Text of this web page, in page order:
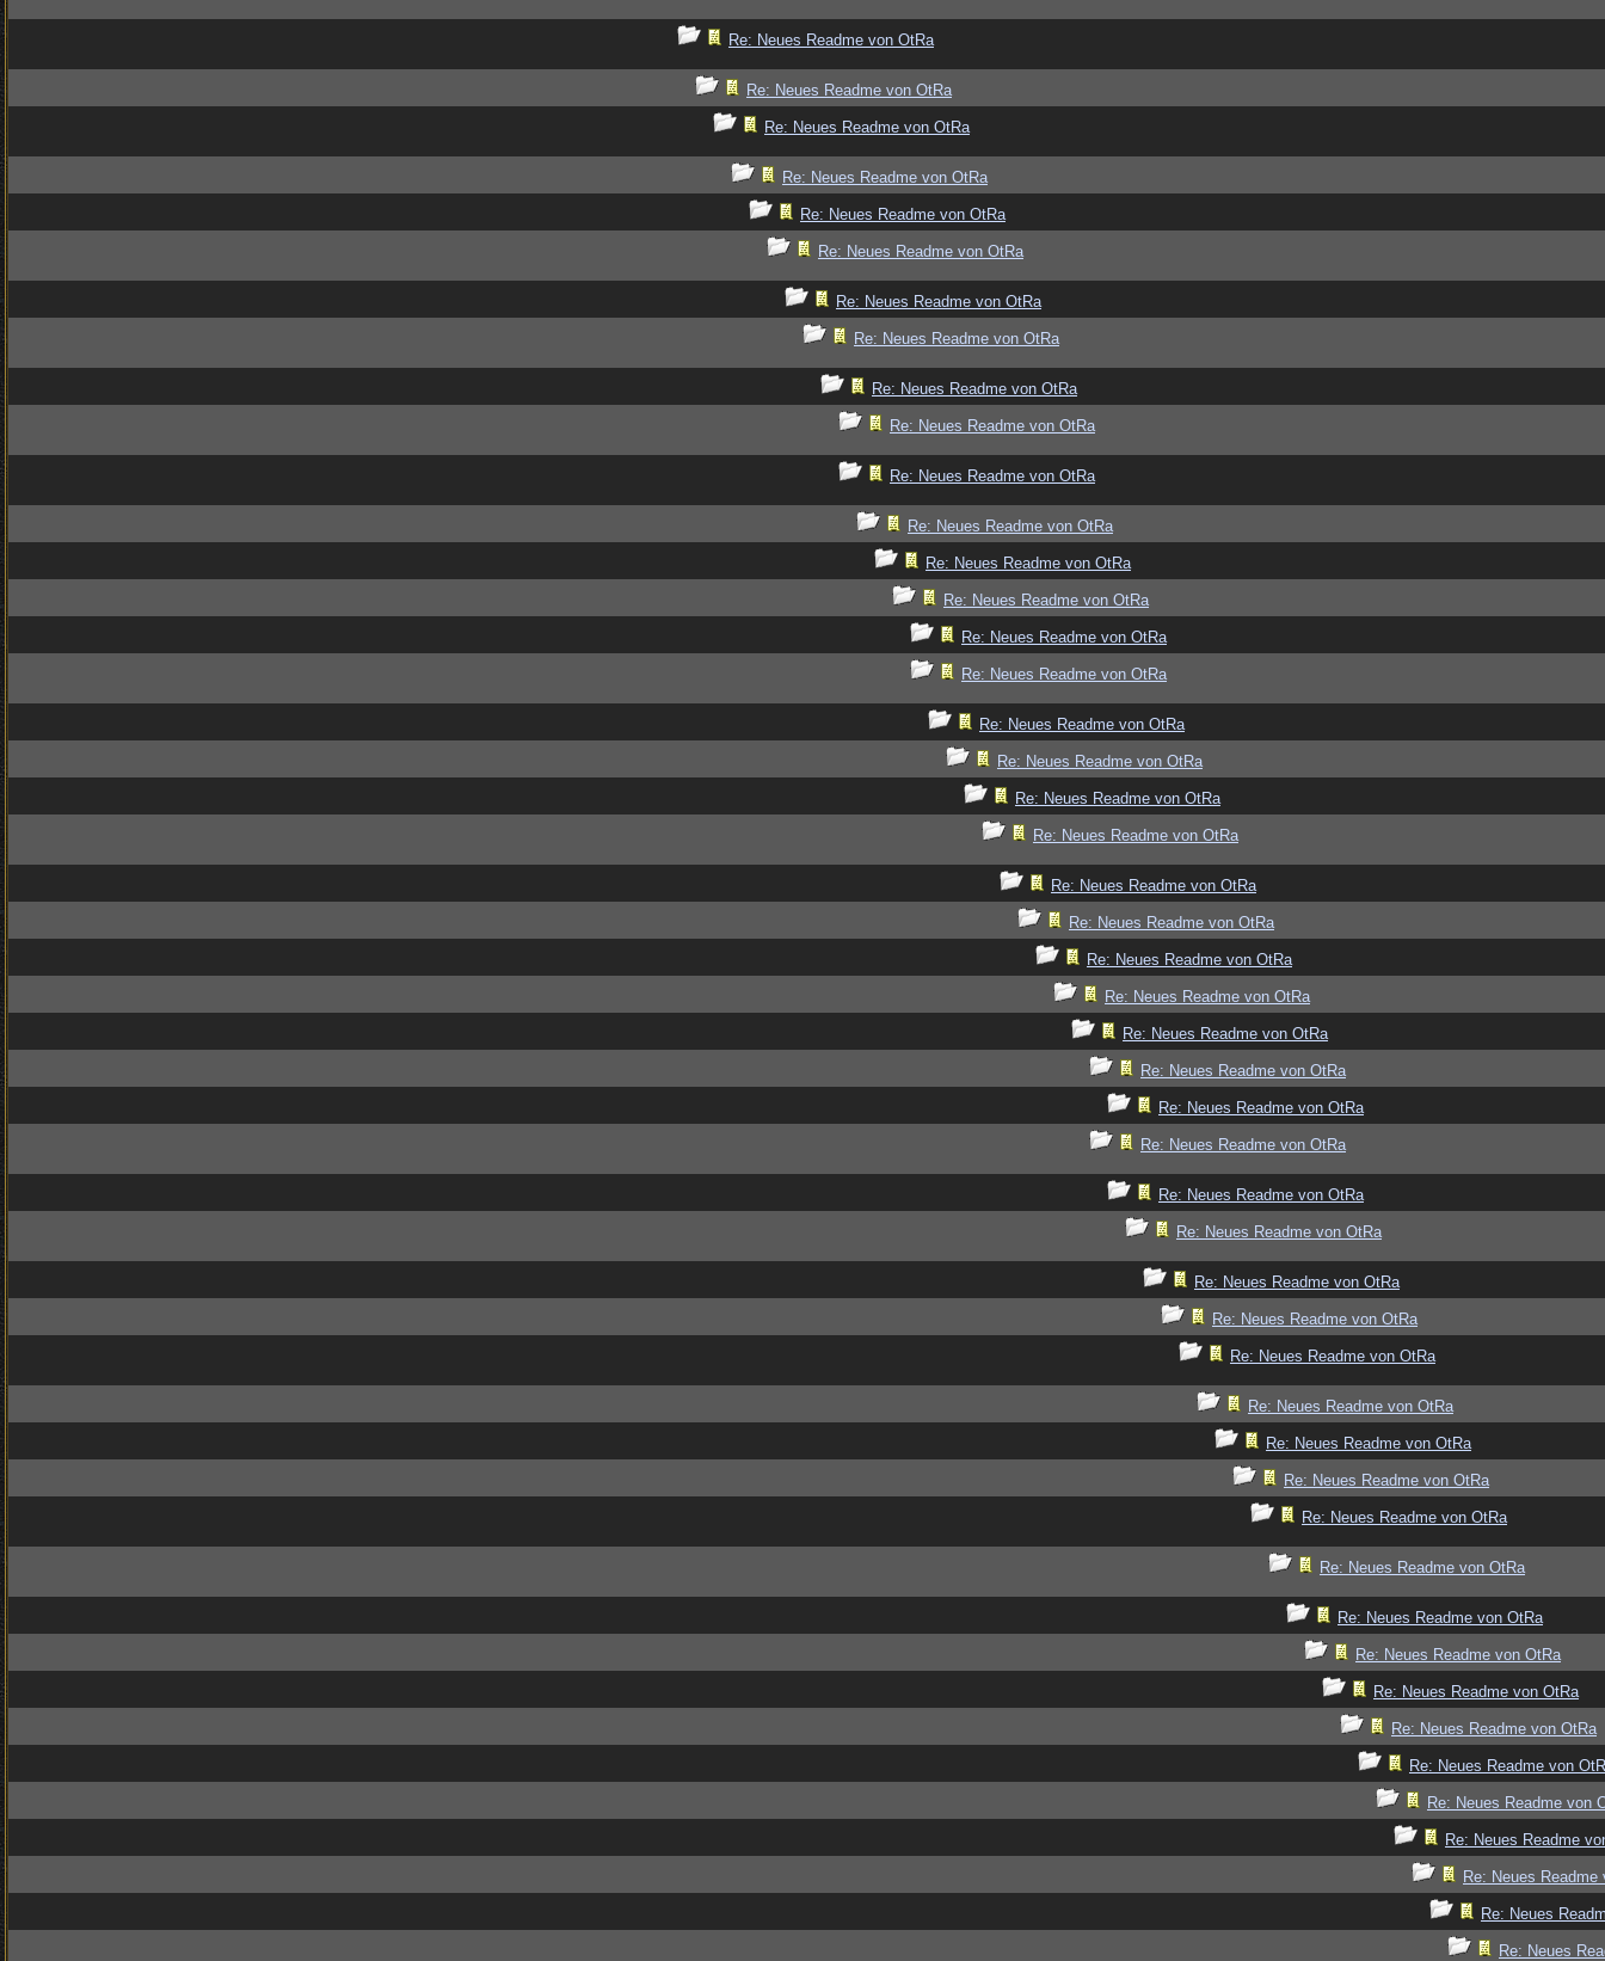
Re: Neues Readme von OtRa
Re: Neues Readme von OtRa
Re: Neues Readme von OtRa
Re: Neues Readme von OtRa
Re: Neues Readme von OtRa
Re: Neues Readme von OtRa
Re: Neues Readme von OtRa
Re: Neues Readme von OtRa
Re: Neues Readme von OtRa
Re: Neues Readme von OtRa
Re: Neues Readme von OtRa
Re: Neues Readme von OtRa
Re: Neues Readme von OtRa
Re: Neues Readme von OtRa
Re: Neues Readme von OtRa
Re: Neues Readme von OtRa
Re: Neues Readme von OtRa
Re: Neues Readme von OtRa
Re: Neues Readme von OtRa
Re: Neues Readme von OtRa
Re: Neues Readme von OtRa
Re: Neues Readme von OtRa
Re: Neues Readme von OtRa
Re: Neues Readme von OtRa
Re: Neues Readme von OtRa
Re: Neues Readme von OtRa
Re: Neues Readme von OtRa
Re: Neues Readme von OtRa
Re: Neues Readme von OtRa
Re: Neues Readme von OtRa
Re: Neues Readme von OtRa
Re: Neues Readme von OtRa
Re: Neues Readme von OtRa
Re: Neues Readme von OtRa
Re: Neues Readme von OtRa
Re: Neues Readme von OtRa
Re: Neues Readme von OtRa
Re: Neues Readme von OtRa
Re: Neues Readme von OtRa
Re: Neues Readme von OtRa
Re: Neues Readme von OtRa
Re: Neues Readme von OtRa
Re: Neues Readme von
Re: Neues Readme von
Re: Neues Readme
Re: Neues Readme
Re: Neues
Re: Neues